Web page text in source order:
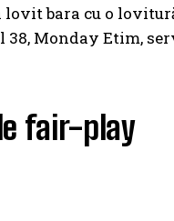
bara cu o
Monday Etim,
fair-play